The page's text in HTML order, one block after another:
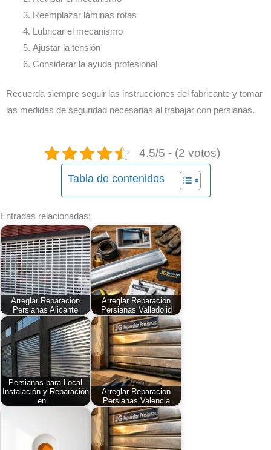
Reemplazar láminas rotas
Lubricar el mecanismo
Ajustar la tensión
Considerar la ayuda profesional
Recuerda siempre seguir las instrucciones del fabricante y tomar
las medidas de seguridad necesarias al trabajar con persianas.
4.5/5 - (2 votos)
Tabla de contenidos
Entradas relacionadas:
Arreglar Reparacion
Persianas Alicante
Arreglar Reparacion
Persianas Valladolid
Persianas para Local
Instalación y Reparación
en…
Arreglar Reparacion
Persianas Valencia